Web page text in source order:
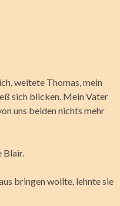
weitete Thomas, mein
sich blicken. Mein Vater
uns beiden nichts mehr
Blair.
bringen wollte, lehnte sie